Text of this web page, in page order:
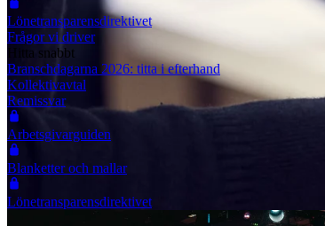
Lönetransparensdirektivet
Frågor vi driver
Hitta snabbt
Branschdagarna 2026: titta i efterhand
Kollektivavtal
Remissvar
Arbetsgivarguiden
Blanketter och mallar
Lönetransparensdirektivet